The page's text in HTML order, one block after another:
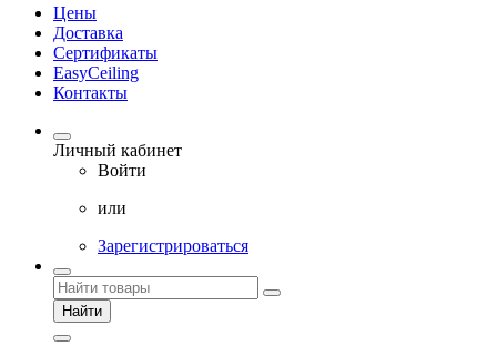
Цены
Доставка
Cертификаты
EasyCeiling
Контакты
Личный кабинет
Войти
или
Зарегистрироваться
Найти